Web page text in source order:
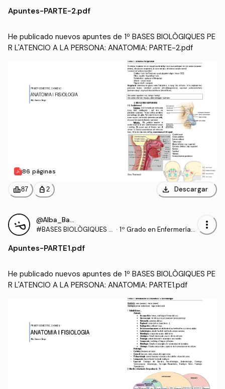
ONA: ANATOMIA
Apuntes-PARTE-2.pdf
He publicado nuevos apuntes de 1º BASES BIOLÒGIQUES PE
R L'ATENCIO A LA PERSONA: ANATOMIA: PARTE-2.pdf
86 páginas
leaderboard87 personal_bag 2 download Descargar
@Alba_Barcons_Berga
#BASES BIOLÒGIQUES P
ONA: ANATOMIA
· 1º Grado en Enfermería
more_vert
Apuntes-PARTE1.pdf
He publicado nuevos apuntes de 1º BASES BIOLÒGIQUES PE
R L'ATENCIO A LA PERSONA: ANATOMIA: PARTE1.pdf